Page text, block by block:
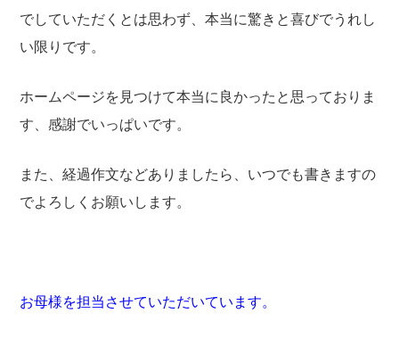
でしていただくとは思わず、本当に驚きと喜びでうれし
い限りです。
ホームページを見つけて本当に良かったと思っておりま
す、感謝でいっぱいです。
また、経過作文などありましたら、いつでも書きますの
でよろしくお願いします。
お母様を担当させていただいています。